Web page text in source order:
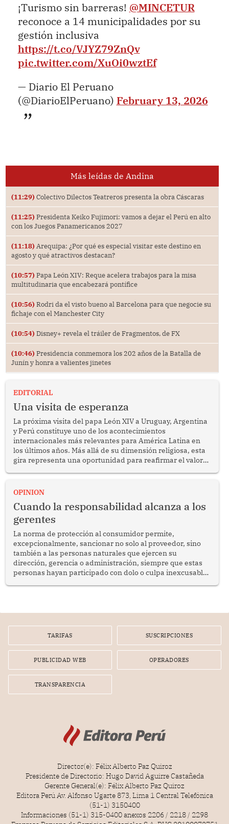
¡Turismo sin barreras! @MINCETUR
reconoce a 14 municipalidades por su
gestión inclusiva
https://t.co/VJYZ79ZnQv
pic.twitter.com/XuOi0wztEf
— Diario El Peruano
(@DiarioElPeruano) February 13, 2026
Más leídas de Andina
(11:29) Colectivo Dilectos Teatreros presenta la obra Cáscaras
(11:25) Presidenta Keiko Fujimori: vamos a dejar el Perú en alto
con los Juegos Panamericanos 2027
(11:18) Arequipa: ¿Por qué es especial visitar este destino en
agosto y qué atractivos destacan?
(10:57) Papa León XIV: Reque acelera trabajos para la misa
multitudinaria que encabezará pontífice
(10:56) Rodri da el visto bueno al Barcelona para que negocie su
fichaje con el Manchester City
(10:54) Disney+ revela el tráiler de Fragmentos, de FX
(10:46) Presidencia conmemora los 202 años de la Batalla de
Junín y honra a valientes jinetes
EDITORIAL
Una visita de esperanza
La próxima visita del papa León XIV a Uruguay, Argentina
y Perú constituye uno de los acontecimientos
internacionales más relevantes para América Latina en
los últimos años. Más allá de su dimensión religiosa, esta
gira representa una oportunidad para reafirmar el valor
enfrenta desafíos en materia de desarrollo, cohesión
OPINION
Cuando la responsabilidad alcanza a los
gerentes
La norma de protección al consumidor permite,
excepcionalmente, sancionar no solo al proveedor, sino
también a las personas naturales que ejercen su
dirección, gerencia o administración, siempre que estas
personas hayan participado con dolo o culpa inexcusable
por la frustrada realización de un meet and greet con
TARIFAS SUSCRIPCIONES
PUBLICIDAD WEB OPERADORES
TRANSPARENCIA
Director(e): Félix Alberto Paz Quiroz
Presidente de Directorio: Hugo David Aguirre Castañeda
Gerente General(e): Félix Alberto Paz Quiroz
Editora Perú Av. Alfonso Ugarte 873, Lima 1 Central Telefónica
(51-1) 3150400
Informaciones (51-1) 315-0400 anexos 2206 / 2218 / 2298